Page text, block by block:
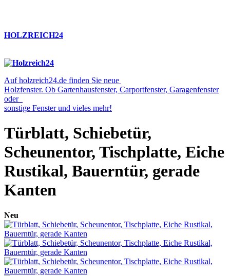
HOLZREICH24
Auf holzreich24.de finden Sie neue
Holzfenster. Ob Gartenhausfenster, Carportfenster, Garagenfenster
oder
sonstige Fenster und vieles mehr!
Türblatt, Schiebetür,
Scheunentor, Tischplatte, Eiche
Rustikal, Bauerntür, gerade
Kanten
Neu